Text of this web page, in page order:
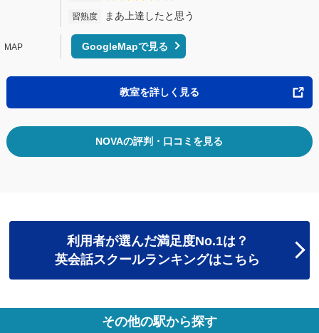
習熟度 まあ上達したと思う
GoogleMapで見る
教室を詳しく見る
NOVAの評判・口コミを見る
利用者が選んだ満足度No.1は？
英会話スクールランキングはこちら
その他の駅から探す